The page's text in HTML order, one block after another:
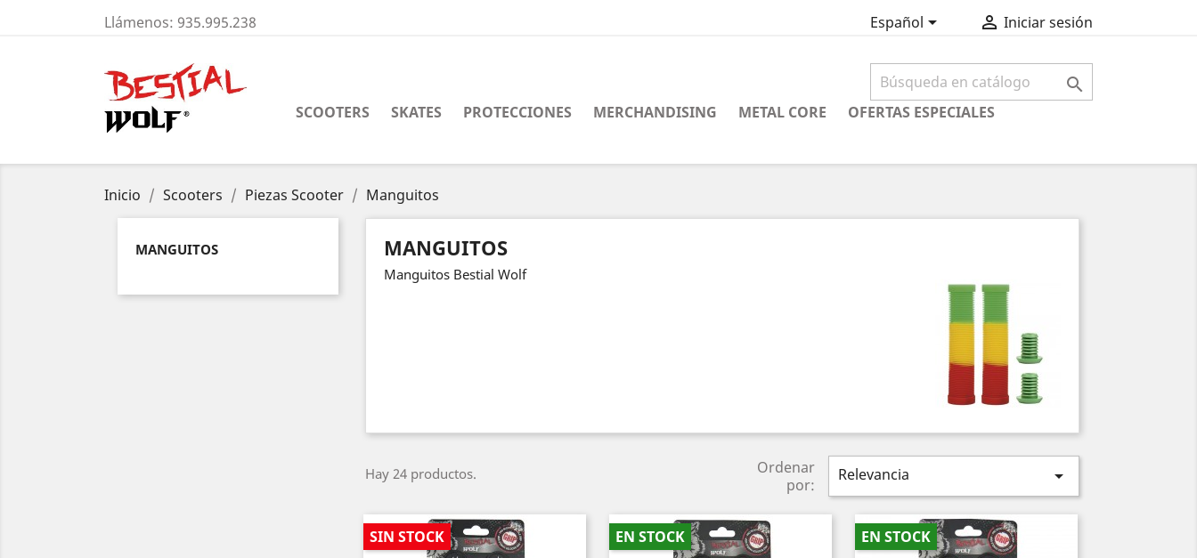
Llámenos: 935.995.238 Español  Iniciar sesión

SCOOTERS SKATES PROTECCIONES MERCHANDISING METAL CORE OFERTAS ESPECIALES
Inicio Scooters Piezas Scooter Manguitos
MANGUITOS MANGUITOS
Manguitos Bestial Wolf
Hay 24 productos.
Ordenar
por:
Relevancia 
SIN STOCK EN STOCK EN STOCK